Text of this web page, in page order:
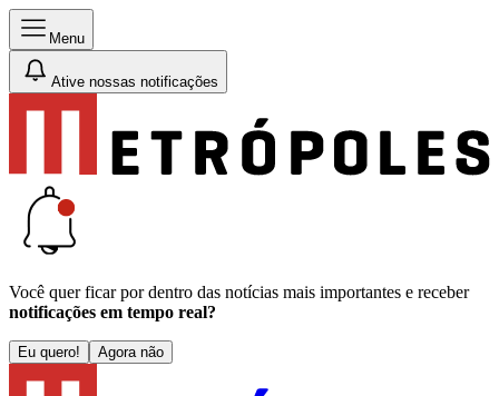
Menu
Ative nossas notificações
Você quer ficar por dentro das notícias mais importantes e receber
notificações em tempo real?
Eu quero! Agora não